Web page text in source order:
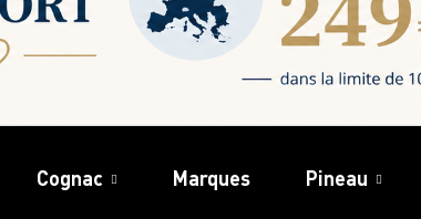
Cognac Marques Pineau